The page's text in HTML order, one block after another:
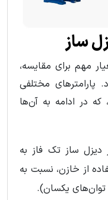
ساز
مهم برای مقایسه،
پارامترهای مختلفی
در ادامه به آن‌ها
دیزل ساز تک‌ فاز به
از خازن، نسبت به
یکسان).